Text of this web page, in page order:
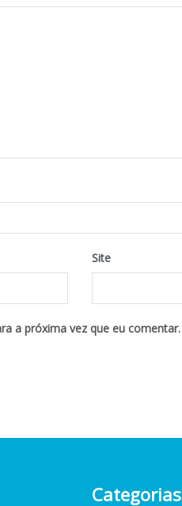
Site
a próxima vez que eu comentar.
Categorias